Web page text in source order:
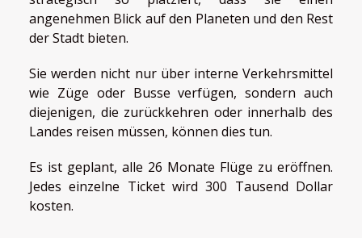
angenehmen Blick auf den Planeten und den Rest
der Stadt bieten.
Sie werden nicht nur über interne Verkehrsmittel
wie Züge oder Busse verfügen, sondern auch
diejenigen, die zurückkehren oder innerhalb des
Landes reisen müssen, können dies tun.
Es ist geplant, alle 26 Monate Flüge zu eröffnen.
Jedes einzelne Ticket wird 300 Tausend Dollar
kosten.